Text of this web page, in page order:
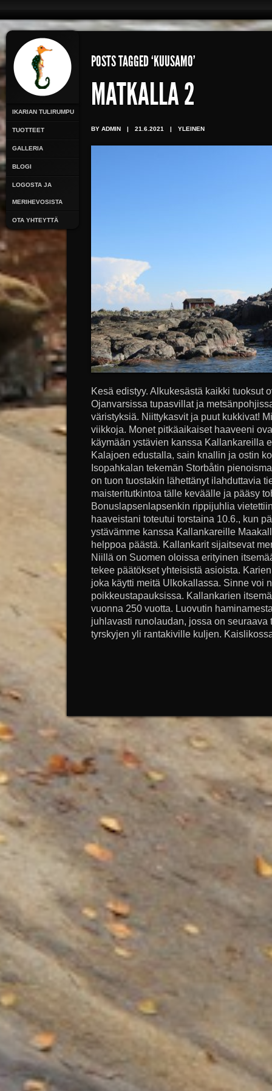
IKARIAN TULIRUMPU
TUOTTEET
GALLERIA
BLOGI
LOGOSTA JA
MERIHEVOSISTA
OTA YHTEYTTÄ
POSTS TAGGED ‘KUUSAMO’
MATKALLA 2
BY ADMIN | 21.6.2021 | YLEINEN
Kesä edistyy. Alkukesästä kaikki tuoksut
Ojanvarsissa tupasvillat ja
väristyksiä. Niittykasvit ja puut kukkivat!
viikkoja. Monet pitkäaikaiset haaveeni
käymään ystävien kanssa Kallankareilla
Kalajoen edustalla, sain knallin ja ostin
Isopahkalan tekemän Storbåtin
on tuon tuostakin lähettänyt ilahduttavia
maisteritutkintoa tälle keväälle ja pääsy
Bonuslapsenlapsenkin rippijuhlia
haaveistani toteutui torstaina 10.6., kun
ystävämme kanssa Kallankareille
helppoa päästä. Kallankarit sijaitsevat
Niillä on Suomen oloissa erityinen
tekee päätökset yhteisistä asioista.
joka käytti meitä Ulkokallassa. Sinne voi
poikkeustapauksissa. Kallankarien
vuonna 250 vuotta. Luovutin
juhlavasti runolaudan, jossa on
tyrskyjen yli rantakiville kuljen.